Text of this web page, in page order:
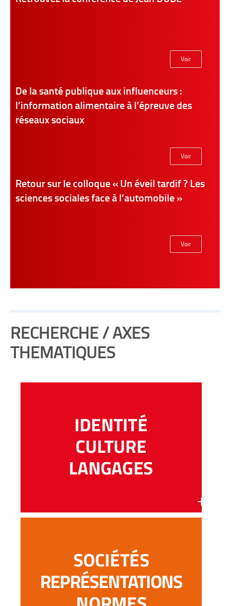
Voir
De la santé publique aux influenceurs :
l’information alimentaire à l’épreuve des
réseaux sociaux
Voir
Retour sur le colloque « Un éveil tardif ? Les
sciences sociales face à l’automobile »
Voir
RECHERCHE / AXES
THEMATIQUES